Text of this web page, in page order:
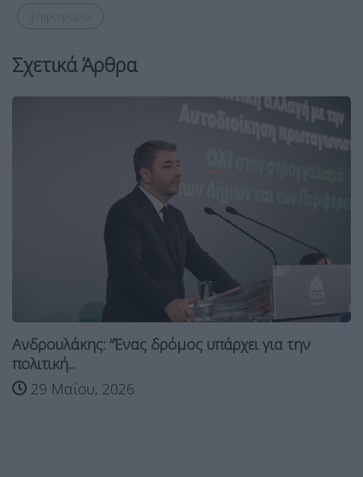
Σχετικά Άρθρα
Ανδρουλάκης: “Ένας δρόμος υπάρχει για την
πολιτική...
29 Μαΐου, 2026